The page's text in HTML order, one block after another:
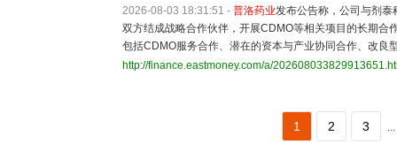
2026-08-03 18:31:51 - 普洛药业发布公告称，公司与剂
双方结成战略合作伙伴，开展CDMO等相关项目的长期
包括CDMO服务合作、潜在的资本与产业协同合作、改良
http://finance.eastmoney.com/a/
1 2 3 ...